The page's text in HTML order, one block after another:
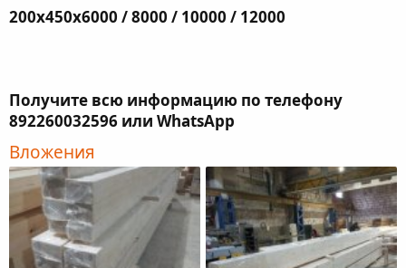
200х450х6000 / 8000 / 10000 / 12000
Получите всю информацию по телефону
892260032596 или WhatsApp
Вложения